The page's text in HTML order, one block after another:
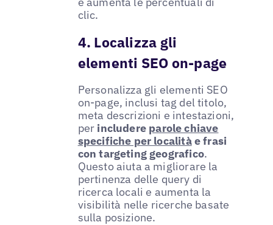
clic.
4. Localizza gli
elementi SEO on-page
Personalizza gli elementi SEO
on-page, inclusi tag del titolo,
meta descrizioni e intestazioni,
per includere parole chiave
specifiche per localitàe frasi
con targeting geografico.
Questo aiuta a migliorare la
pertinenza delle query di
ricerca locali e aumenta la
visibilità nelle ricerche basate
sulla posizione.